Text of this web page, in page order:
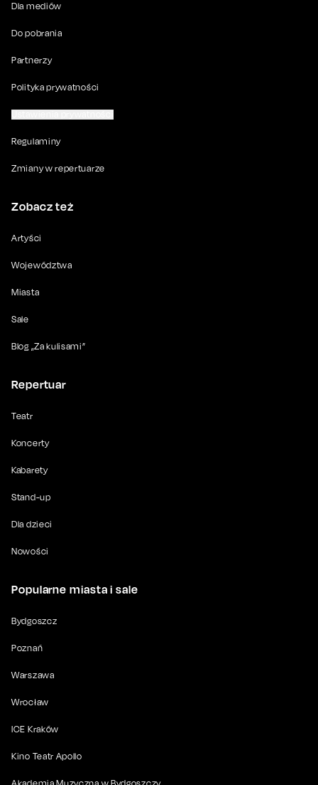
Dla mediów
Do pobrania
Partnerzy
Polityka prywatności
Regulaminy
Zmiany w repertuarze
Zobacz też
Artyści
Województwa
Miasta
Sale
Blog „Za kulisami”
Repertuar
Teatr
Koncerty
Kabarety
Stand-up
Dla dzieci
Nowości
Popularne miasta i sale
Bydgoszcz
Poznań
Warszawa
Wrocław
ICE Kraków
Kino Teatr Apollo